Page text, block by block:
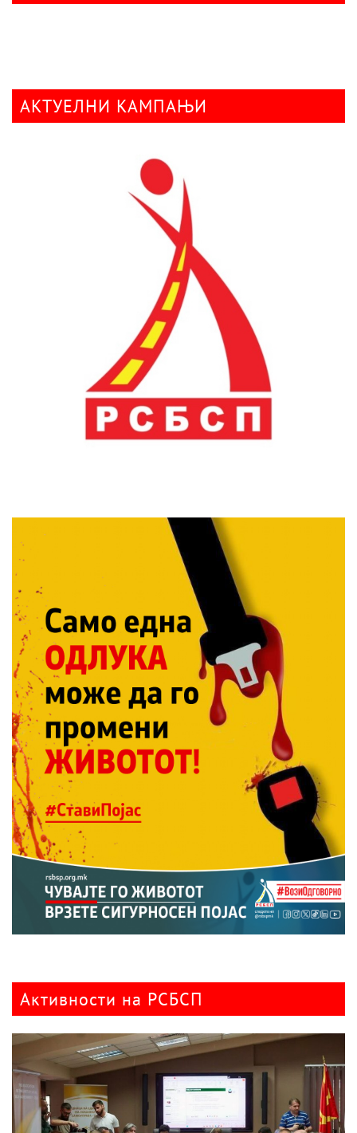
АКТУЕЛНИ КАМПАЊИ
Активности на РСБСП